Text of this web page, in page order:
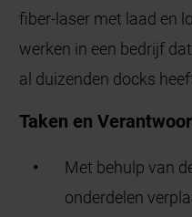
fiber-laser met laad en
werken in een bedrijf
al duizenden docks
Taken en
Met behulp van
onderdelen